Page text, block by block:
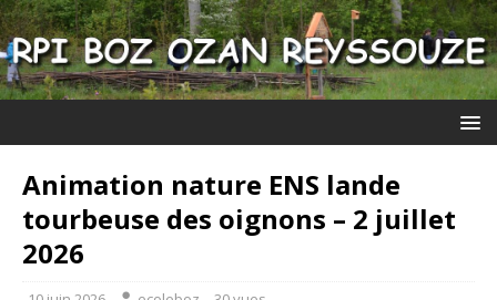
Animation nature ENS lande
tourbeuse des oignons – 2 juillet
2026